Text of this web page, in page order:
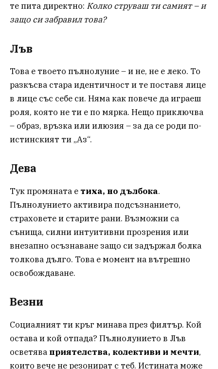
те пита директно: Колко струваш ти самият – и
защо си забравил това?
Лъв
Това е твоето пълнолуние – и не, не е леко. То
разкъсва стара идентичност и те поставя лице
в лице със себе си. Няма как повече да играеш
роля, която не ти е по мярка. Нещо приключва
– образ, връзка или илюзия – за да се роди по-
истинският ти „Аз“.
Дева
Тук промяната е тиха, но дълбока.
Пълнолунието активира подсъзнанието,
страховете и старите рани. Възможни са
сънища, силни интуитивни прозрения или
внезапно осъзнаване защо си задържал болка
толкова дълго. Това е момент на вътрешно
освобождаване.
Везни
Социалният ти кръг минава през филтър. Кой
остава и кой отпада? Пълнолунието в Лъв
осветява приятелства, колективи и мечти,
които вече не резонират с теб. Истината може